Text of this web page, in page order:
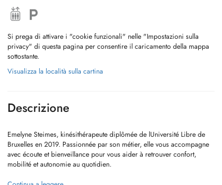
Si prega di attivare i "cookie funzionali" nelle "Impostazioni sulla
privacy" di questa pagina per consentire il caricamento della mappa
sottostante.
Visualizza la località sulla cartina
Descrizione
Emelyne Steimes, kinésithérapeute diplômée de lUniversité Libre de
Bruxelles en 2019. Passionnée par son métier, elle vous accompagne
avec écoute et bienveillance pour vous aider à retrouver confort,
mobilité et autonomie au quotidien.